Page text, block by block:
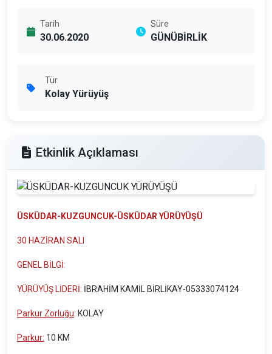
Tarih
30.06.2020
Süre
GÜNÜBİRLİK
Tür
Kolay Yürüyüş
Etkinlik Açıklaması
ÜSKÜDAR-KUZGUNCUK-ÜSKÜDAR YÜRÜYÜŞÜ
30 HAZİRAN SALI
GENEL BİLGİ:
YÜRÜYÜŞ LİDERİ: İBRAHİM KAMİL BİRLİKAY-05333074124
Parkur Zorluğu: KOLAY
Parkur: 10 KM